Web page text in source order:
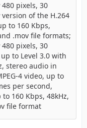
pixels, 30
of the H.264
to 160 Kbps,
.mov file formats;
pixels, 30
to Level 3.0 with
stereo audio in
4 video, up to
per second,
160 Kbps, 48kHz,
file format